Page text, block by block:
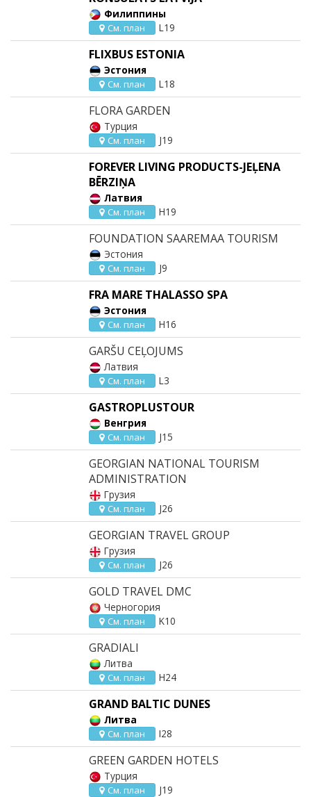
Филиппины
См. план L19
FLIXBUS ESTONIA
Эстония
См. план L18
FLORA GARDEN
Турция
См. план J19
FOREVER LIVING PRODUCTS-JEĻENA
BĒRZIŅA
Латвия
См. план H19
FOUNDATION SAAREMAA TOURISM
Эстония
См. план J9
FRA MARE THALASSO SPA
Эстония
См. план H16
GARŠU CEĻOJUMS
Латвия
См. план L3
GASTROPLUSTOUR
Венгрия
См. план J15
GEORGIAN NATIONAL TOURISM
ADMINISTRATION
Грузия
См. план J26
GEORGIAN TRAVEL GROUP
Грузия
См. план J26
GOLD TRAVEL DMC
Черногория
См. план K10
GRADIALI
Литва
См. план H24
GRAND BALTIC DUNES
Литва
См. план I28
GREEN GARDEN HOTELS
Турция
См. план J19